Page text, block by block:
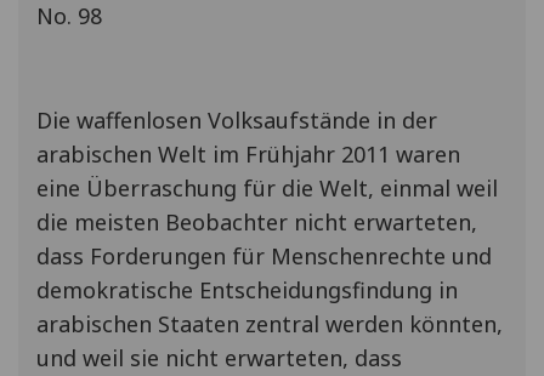
No. 98
Die waffenlosen Volksaufstände in der
arabischen Welt im Frühjahr 2011 waren
eine Überraschung für die Welt, einmal weil
die meisten Beobachter nicht erwarteten,
dass Forderungen für Menschenrechte und
demokratische Entscheidungsfindung in
arabischen Staaten zentral werden könnten,
und weil sie nicht erwarteten, dass